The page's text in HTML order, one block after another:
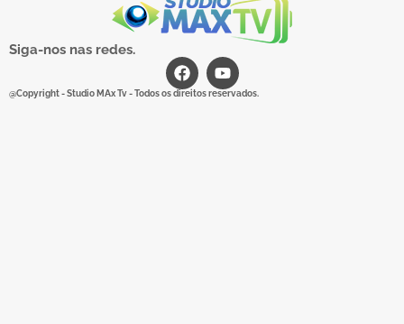
Siga-nos nas redes.
@Copyright - Studio MAx Tv - Todos os direitos reservados.